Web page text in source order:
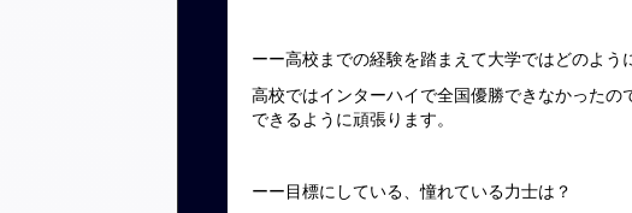
ーー高校までの経験を踏まえて大学ではどのよう
高校ではインターハイで全国優勝できなかった
できるように頑張ります。
ーー目標にしている、憧れている力士は？